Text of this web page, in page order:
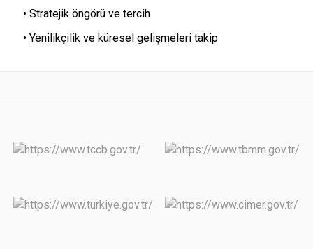
• Stratejik öngörü ve tercih
• Yenilikçilik ve küresel gelişmeleri takip